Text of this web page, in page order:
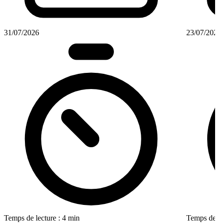
31/07/2026
Temps de lecture : 4 min
23/07/
Temps de